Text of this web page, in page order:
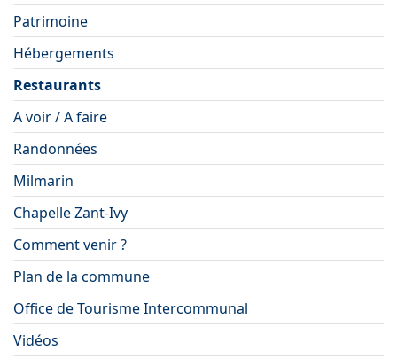
Patrimoine
Hébergements
Restaurants
A voir / A faire
Randonnées
Milmarin
Chapelle Zant-Ivy
Comment venir ?
Plan de la commune
Office de Tourisme Intercommunal
Vidéos